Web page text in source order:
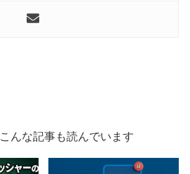
んな記事も読んでいます